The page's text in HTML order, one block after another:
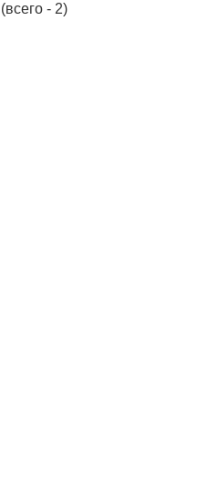
(всего - 2)